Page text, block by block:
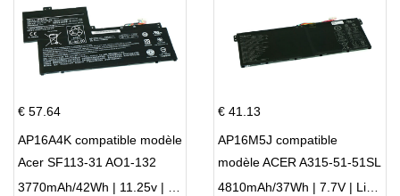
€ 57.64
AP16A4K compatible modèle
Acer SF113-31 AO1-132
NE132
3770mAh/42Wh | 11.25v | Li-ion ...
€ 41.13
AP16M5J compatible
modèle ACER A315-51-51SL
N17Q1 SERIES
4810mAh/37Wh | 7.7V | Li-ion ...